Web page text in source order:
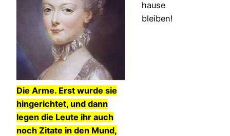
Die Arme. Erst wurde sie
hingerichtet, und dann
legen die Leute ihr auch
noch Zitate in den Mund,
hause
bleiben!